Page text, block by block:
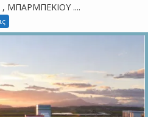
ΜΠΑΡΜΠΕΚΙΟΥ ....